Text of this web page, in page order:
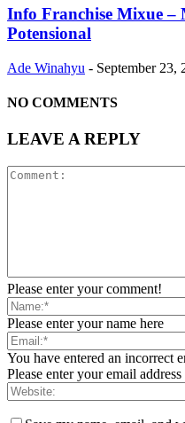
Info Franchise Mixue –
Potensional
Ade Winahyu - September 23,
NO COMMENTS
LEAVE A REPLY
Please enter your comment!
Please enter your name here
You have entered an incorrect
Please enter your email address